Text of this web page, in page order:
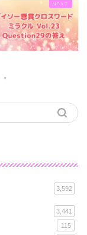
3,592
3,441
115